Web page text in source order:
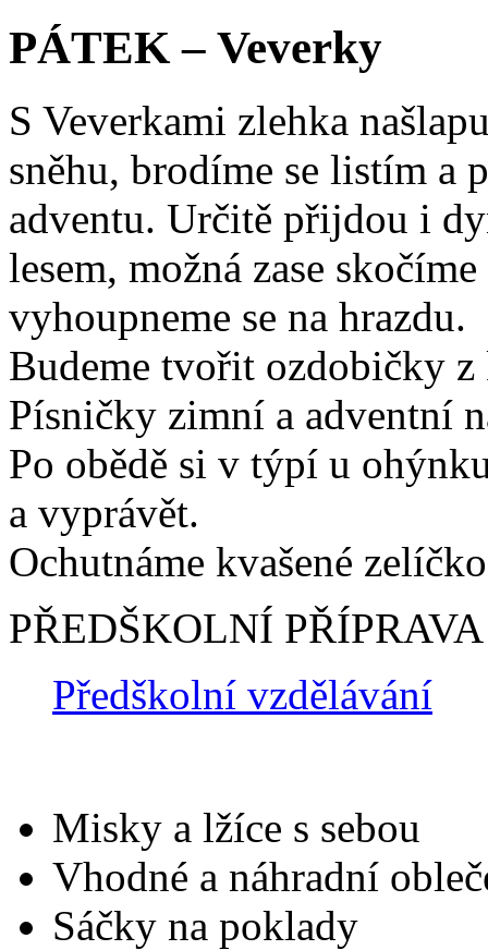
PÁTEK – Veverky
S Veverkami zlehka
sněhu, brodíme se listím a
adventu. Určitě přijdou i
lesem, možná zase
vyhoupneme se na hrazdu.
Budeme tvořit ozdobičky
Písničky zimní a adventní
Po obědě si v týpí u
a vyprávět.
Ochutnáme kvašené
PŘEDŠKOLNÍ
Předškolní vzdělávání
Misky a lžíce s sebou
Vhodné a náhradní
Sáčky na poklady